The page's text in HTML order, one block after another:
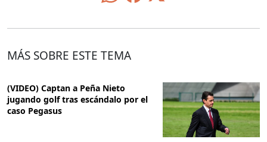
MÁS SOBRE ESTE TEMA
(VIDEO) Captan a Peña Nieto
jugando golf tras escándalo por el
caso Pegasus